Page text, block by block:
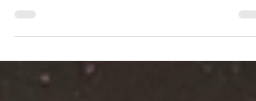
Köstlichkeiten der kolumbianischen Küche
berichten....